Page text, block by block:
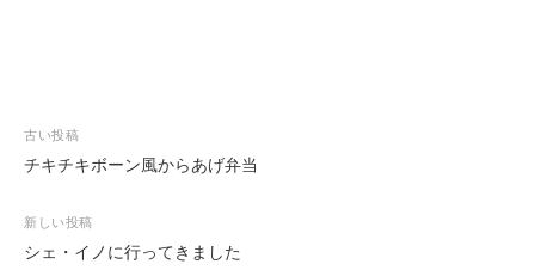
投
稿
ビ
ゲ
古い投稿
チキチキボーン風からあげ弁当
新しい投稿
シェ・イノに行ってきました